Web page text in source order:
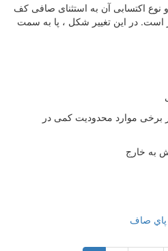
نوع اکتسابی آن به استثنای صافی کف
است. در این تغییر شکل ، پا به سمت
موارد محدودیت کمی در
پاي صاف